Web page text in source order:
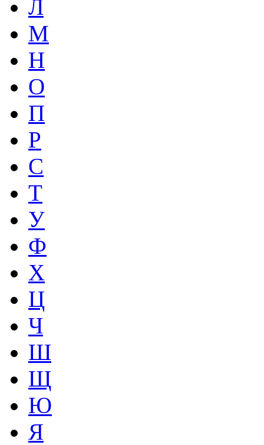
Л
М
Н
О
П
Р
С
Т
У
Ф
Х
Ц
Ч
Ш
Щ
Ю
Я